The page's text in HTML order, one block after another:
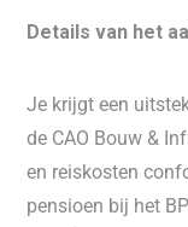
Details van het
Je krijgt een
de CAO Bouw &
en reiskosten
pensioen bij het